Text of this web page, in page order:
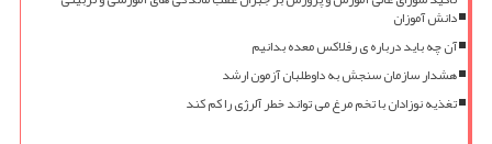
دانش آموزان
آن چه باید درباره ی رفلاکس معده بدانیم
هشدار سازمان سنجش به داوطلبان آزمون ارشد
تغذیه نوزادان با تخم مرغ می تواند خطر آلرژی را کم کند